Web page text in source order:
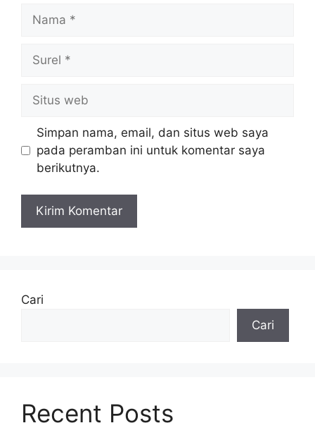
web
Simpan nama, email, dan situs web saya
pada peramban ini untuk komentar saya
berikutnya.
Cari
Cari
Recent Posts